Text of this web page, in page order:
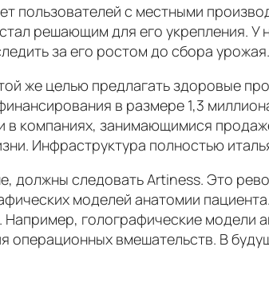
пользователей с местными
решающим для его укрепления.
за его ростом до сбора урожая.
же целью предлагать здоровые
в размере 1,3
в компаниях, занимающимися
Инфраструктура полностью
должны следовать Artiness. Это
моделей анатомии
Например, голографические модели
операционных вмешательств. В